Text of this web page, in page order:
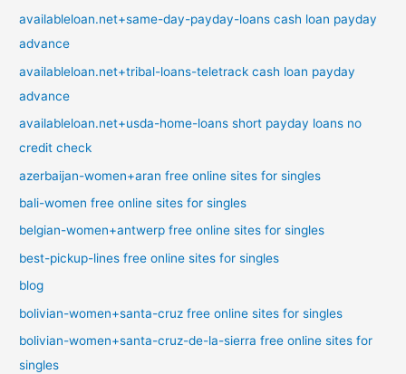
availableloan.net+same-day-payday-loans cash loan payday
advance
availableloan.net+tribal-loans-teletrack cash loan payday
advance
availableloan.net+usda-home-loans short payday loans no
credit check
azerbaijan-women+aran free online sites for singles
bali-women free online sites for singles
belgian-women+antwerp free online sites for singles
best-pickup-lines free online sites for singles
blog
bolivian-women+santa-cruz free online sites for singles
bolivian-women+santa-cruz-de-la-sierra free online sites for
singles